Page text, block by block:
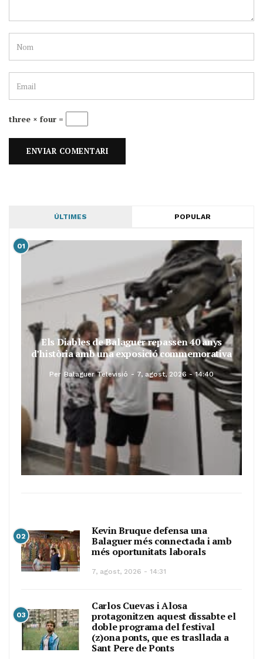
three × four =
ÚLTIMES POPULAR
01
Els Diables de Balaguer repassen 40 anys
d’història amb una exposició commemorativa
Per Balaguer Televisió 7, agost, 2026 - 14:40
02
Kevin Bruque defensa una
Balaguer més connectada i amb
més oportunitats laborals
7, agost, 2026 - 14:31
03
Carlos Cuevas i Alosa
protagonitzen aquest dissabte el
doble programa del festival
(z)ona ponts, que es trasllada a
Sant Pere de Ponts